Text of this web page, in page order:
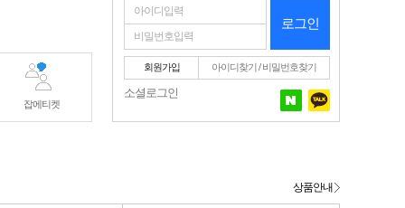
잡에티켓
로그인
회원가입 아이디찾기/비밀번호찾기
소셜로그인
상품안내